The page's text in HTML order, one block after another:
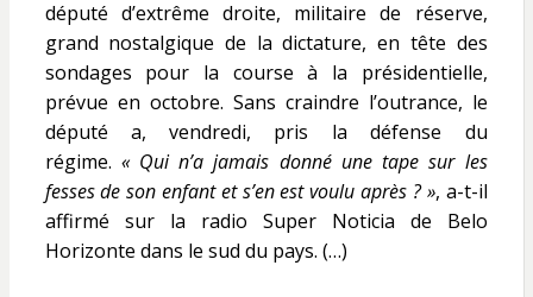
député d’extrême droite, militaire de réserve,
grand nostalgique de la dictature, en tête des
sondages pour la course à la présidentielle,
prévue en octobre. Sans craindre l’outrance, le
député a, vendredi, pris la défense du
régime. « Qui n’a jamais donné une tape sur les
fesses de son enfant et s’en est voulu après ? », a-t-il
affirmé sur la radio Super Noticia de Belo
Horizonte dans le sud du pays. (…)